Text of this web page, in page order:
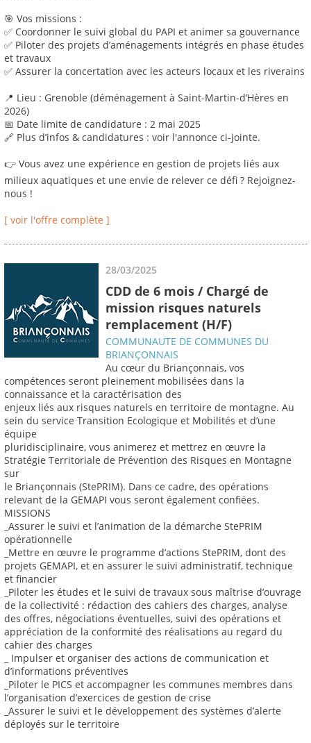
🎯 Vos missions :
✅ Coordonner le suivi global du PAPI et animer sa gouvernance
✅ Piloter des projets d’aménagements intégrés en phase études
et travaux
✅ Assurer la concertation avec les acteurs locaux et les riverains
📍 Lieu : Grenoble (déménagement à Saint-Martin-d’Hères en
2026)
📅 Date limite de candidature : 2 mai 2025
🔗 Plus d’infos & candidatures : voir l'annonce ci-jointe.
👉 Vous avez une expérience en gestion de projets liés aux
milieux aquatiques et une envie de relever ce défi ? Rejoignez-
nous !
[ voir l'offre complète ]
28/03/2025
CDD de 6 mois / Chargé de
mission risques naturels
remplacement (H/F)
COMMUNAUTE DE COMMUNES DU
BRIANÇONNAIS
Au cœur du Briançonnais, vos
compétences seront pleinement mobilisées dans la
connaissance et la caractérisation des
enjeux liés aux risques naturels en territoire de montagne. Au
sein du service Transition Ecologique et Mobilités et d’une
équipe
pluridisciplinaire, vous animerez et mettrez en œuvre la
Stratégie Territoriale de Prévention des Risques en Montagne
sur
le Briançonnais (StePRIM). Dans ce cadre, des opérations
relevant de la GEMAPI vous seront également confiées.
MISSIONS
_Assurer le suivi et l’animation de la démarche StePRIM
opérationnelle
_Mettre en œuvre le programme d’actions StePRIM, dont des
projets GEMAPI, et en assurer le suivi administratif, technique
et financier
_Piloter les études et le suivi de travaux sous maîtrise d’ouvrage
de la collectivité : rédaction des cahiers des charges, analyse
des offres, négociations éventuelles, suivi des opérations et
appréciation de la conformité des réalisations au regard du
cahier des charges
_ Impulser et organiser des actions de communication et
d’informations préventives
_Piloter le PICS et accompagner les communes membres dans
l’organisation d’exercices de gestion de crise
_Assurer le suivi et le développement des systèmes d’alerte
déployés sur le territoire